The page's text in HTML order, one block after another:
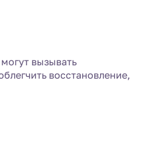
вызывать
восстановление,